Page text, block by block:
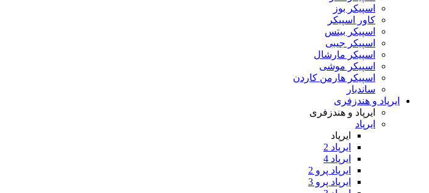
اسپیکر بوز
کاور اسپیکر
اسپیکر بیتس
اسپیکر جیبی
اسپیکر مارشال
اسپیکر موشی
اسپیکر هارمن کاردن
ساندبار
ایرپاد و هندزفری
ایرپاد و هندزفری
ایرپاد
ایرپاد
ایرپاد 2
ایرپاد 4
ایرپاد پرو 2
ایرپاد پرو 3